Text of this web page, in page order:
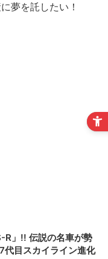
夢を託したい！
R」!! 伝説の名車が勢
代目スカイライン進化